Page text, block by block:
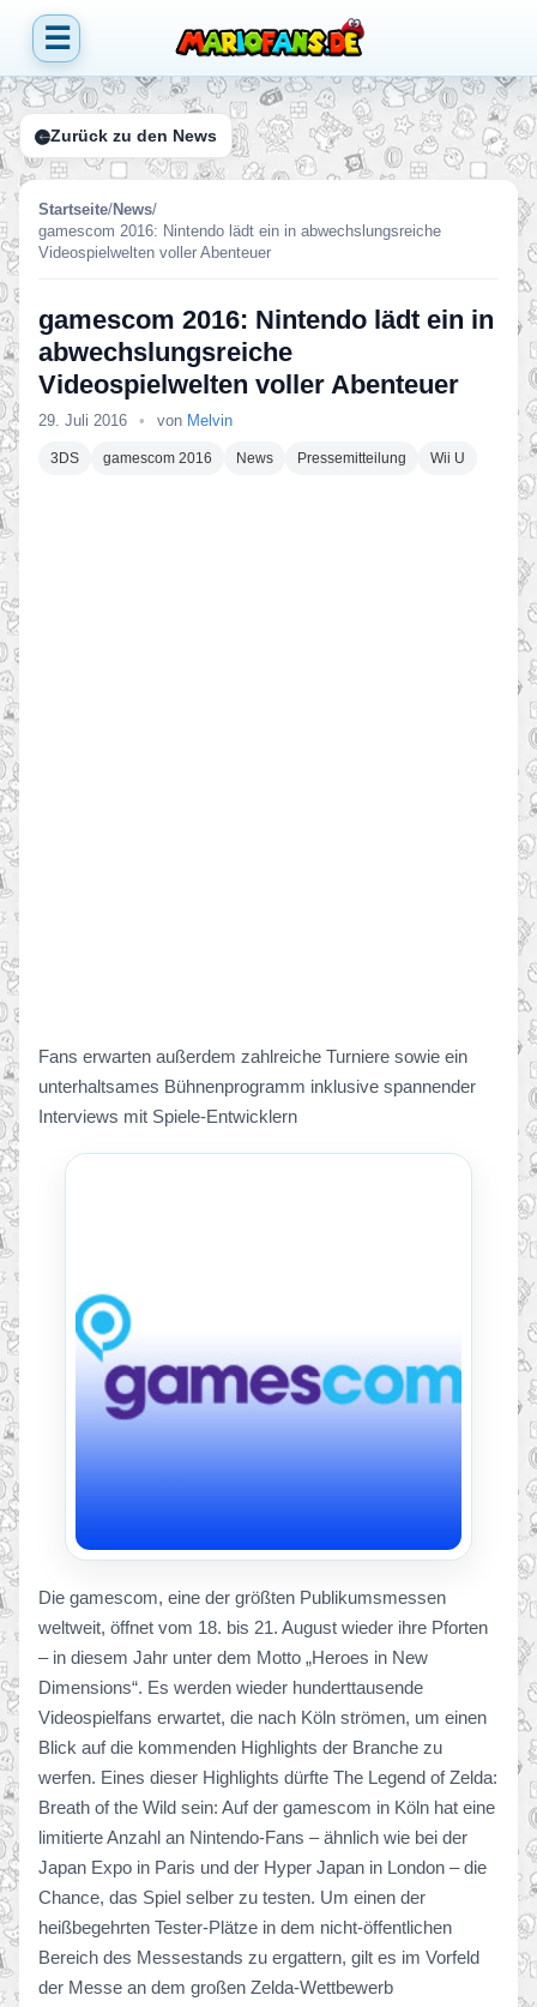
☰
Zurück zu den News
Startseite/News/
gamescom 2016: Nintendo lädt ein in abwechslungsreiche
Videospielwelten voller Abenteuer
gamescom 2016: Nintendo lädt ein in
abwechslungsreiche
Videospielwelten voller Abenteuer
29. Juli 2016 • von Melvin
3DS gamescom 2016 News Pressemitteilung Wii U
Fans erwarten außerdem zahlreiche Turniere sowie ein
unterhaltsames Bühnenprogramm inklusive spannender
Interviews mit Spiele-Entwicklern
Die gamescom, eine der größten Publikumsmessen
weltweit, öffnet vom 18. bis 21. August wieder ihre Pforten
– in diesem Jahr unter dem Motto „Heroes in New
Dimensions“. Es werden wieder hunderttausende
Videospielfans erwartet, die nach Köln strömen, um einen
Blick auf die kommenden Highlights der Branche zu
werfen. Eines dieser Highlights dürfte The Legend of Zelda:
Breath of the Wild sein: Auf der gamescom in Köln hat eine
limitierte Anzahl an Nintendo-Fans – ähnlich wie bei der
Japan Expo in Paris und der Hyper Japan in London – die
Chance, das Spiel selber zu testen. Um einen der
heißbegehrten Tester-Plätze in dem nicht-öffentlichen
Bereich des Messestands zu ergattern, gilt es im Vorfeld
der Messe an dem großen Zelda-Wettbewerb